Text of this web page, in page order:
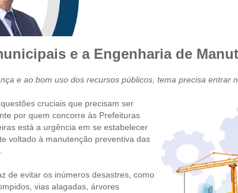
e a Engenharia de
e ao bom uso dos recursos públicos, tema precisa entrar
cruciais que precisam ser
por quem concorre às Prefeituras
está a urgência em se estabelecer
voltado à manutenção preventiva das
de evitar os inúmeros desastres, como
vias alagadas, árvores